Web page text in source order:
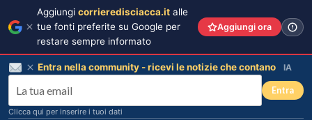
Aggiungi corrieredisciacca.it alle
tue fonti preferite su Google per
restare sempre informato
Aggiungi ora
Entra nella community - ricevi le notizie che contano IA
Entra
Clicca qui per inserire i tuoi dati